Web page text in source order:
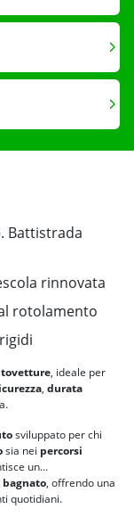
. Battistrada
rinnovata
rotolamento
, ideale per
, durata
sviluppato per chi
sia nei percorsi
un
bagnato, offrendo una
quotidiani.